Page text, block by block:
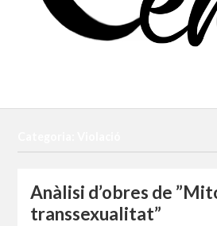
Anàlisi d’obres de
transsexualitat”